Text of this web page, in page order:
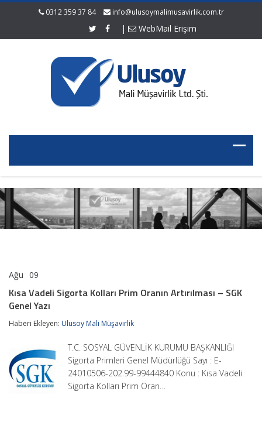
0312 359 37 84 info@ulusoymalimusavirlik.com.tr
| WebMail Erişim
Ağu 09
Sigorta
Oranın
SGK
Genel
için
Kısa Vadeli Sigorta Kolları Prim Oranın Artırılması – SGK
Genel Yazı
Haberi Ekleyen: Ulusoy Mali Müşavirlik
T.C. SOSYAL GÜVENLİK KURUMU BAŞKANLIĞI
Sigorta Primleri Genel Müdürlüğü Sayı : E-
24010506-202.99-99444840 Konu : Kısa Vadeli
Sigorta Kolları Prim Oran…